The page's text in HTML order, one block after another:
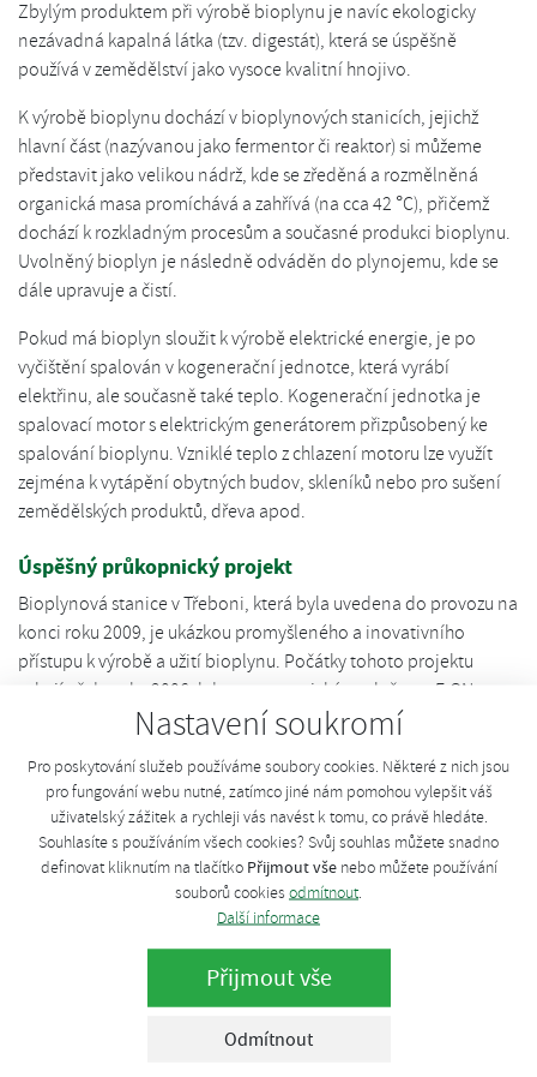
Nastavení soukromí
Pro poskytování služeb používáme soubory cookies. Některé z nich jsou
pro fungování webu nutné, zatímco jiné nám pomohou vylepšit váš
uživatelský zážitek a rychleji vás navést k tomu, co právě hledáte.
Souhlasíte s používáním všech cookies? Svůj souhlas můžete snadno
definovat kliknutím na tlačítko Přijmout všenebo můžete používání
souborů cookies odmítnout.
Další informace
Přijmout vše
Odmítnout
Zbylým produktem při výrobě bioplynu je navíc ekologicky
nezávadná kapalná látka (tzv. digestát), která se úspěšně
používá v zemědělství jako vysoce kvalitní hnojivo.
K výrobě bioplynu dochází v bioplynových stanicích, jejichž
hlavní část (nazývanou jako fermentor či reaktor) si můžeme
představit jako velikou nádrž, kde se zředěná a rozmělněná
organická masa promíchává a zahřívá (na cca 42 °C), přičemž
dochází k rozkladným procesům a současné produkci bioplynu.
Uvolněný bioplyn je následně odváděn do plynojemu, kde se
dále upravuje a čistí.
Pokud má bioplyn sloužit k výrobě elektrické energie, je po
vyčištění spalován v kogenerační jednotce, která vyrábí
elektřinu, ale současně také teplo. Kogenerační jednotka je
spalovací motor s elektrickým generátorem přizpůsobený ke
spalování bioplynu. Vzniklé teplo z chlazení motoru lze využít
zejména k vytápění obytných budov, skleníků nebo pro sušení
zemědělských produktů, dřeva apod.
Úspěšný průkopnický projekt
Bioplynová stanice v Třeboni, která byla uvedena do provozu na
konci roku 2009, je ukázkou promyšleného a inovativního
přístupu k výrobě a užití bioplynu. Počátky tohoto projektu
sahají až do roku 2006, kdy se energetická společnost E.ON
aktivně snažila hledat možnosti, jak uplatnit zkušenosti z
výzvu v souvislosti s výrobou bioplynu představovala možnost
smysluplného využití tepla vznikajícího při spalování bioplynu v
kogenerační jednotce. Takto vzniklé teplo nebylo totiž ve
většině tehdejších bioplynových stanic účelně využíváno,
přičemž jedním z důvodů tohoto "plýtvání" byla velká
vzdálenost stanice od možného místa spotřeby tepla.
První "bioplynovod" je u Třeboně
Společnost Bioplyn Třeboň, ve které má E.ON majetkovou účast,
ukazuje promyšlený a inovativní přístup k výrobě a užití